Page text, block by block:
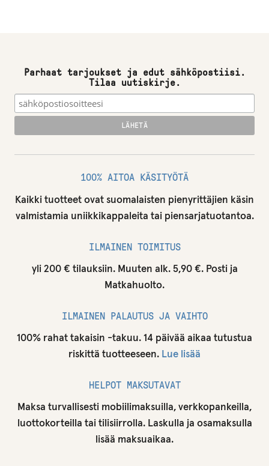
Parhaat tarjoukset ja edut sähköpostiisi.
Tilaa uutiskirje.
100% AITOA KÄSITYÖTÄ
Kaikki tuotteet ovat suomalaisten pienyrittäjien käsin
valmistamia uniikkikappaleita tai piensarjatuotantoa.
ILMAINEN TOIMITUS
yli 200 € tilauksiin. Muuten alk. 5,90 €. Posti ja
Matkahuolto.
ILMAINEN PALAUTUS JA VAIHTO
100% rahat takaisin -takuu. 14 päivää aikaa tutustua
riskittä tuotteeseen. Lue lisää
HELPOT MAKSUTAVAT
Maksa turvallisesti mobiilimaksuilla, verkkopankeilla,
luottokorteilla tai tilisiirrolla. Laskulla ja osamaksulla
lisää maksuaikaa.